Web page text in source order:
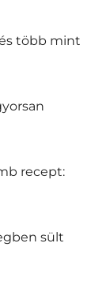
több mint
recept:
sült